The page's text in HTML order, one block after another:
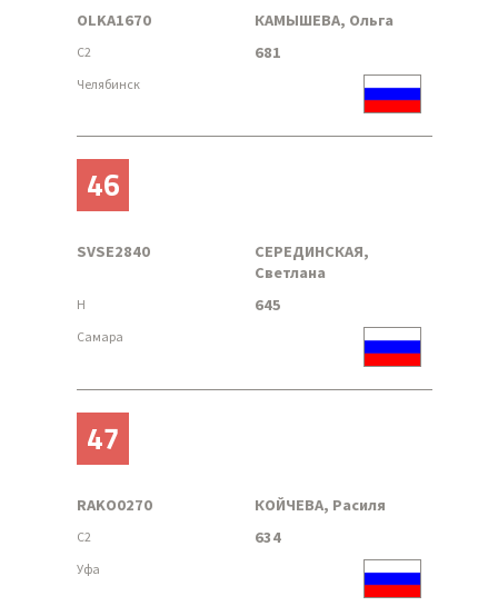
OLKA1670 КАМЫШЕВА, Ольга
C2 681
Челябинск
46
SVSE2840
СЕРЕДИНСКАЯ,
Светлана
H 645
Самара
47
RAKO0270 КОЙЧЕВА, Расиля
C2 634
Уфа